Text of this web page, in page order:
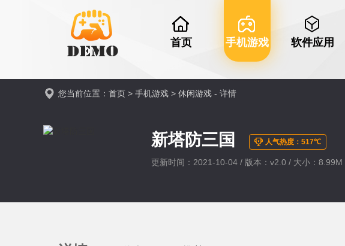
首页 手机游戏 软件应用
您当前位置： 首页 > 手机游戏 > 休闲游戏 - 详情
新塔防三国 人气热度：517℃
更新时间：2021-10-04 / 版本：v2.0 / 大小：8.99M